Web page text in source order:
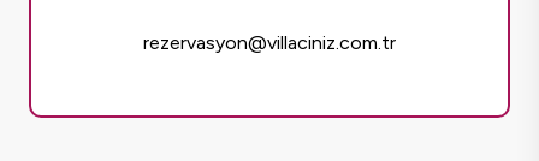
rezervasyon@villaciniz.com.tr